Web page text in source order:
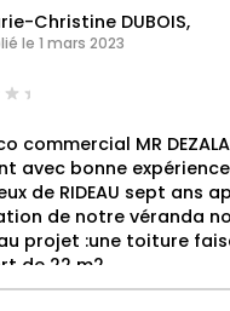
Christine DUBOIS,
le 1 mars 2023
commercial MR
avec bonne
de RIDEAU sept ans
de notre véranda
projet :une toiture
de 22 m2.
ET SON MARI MR